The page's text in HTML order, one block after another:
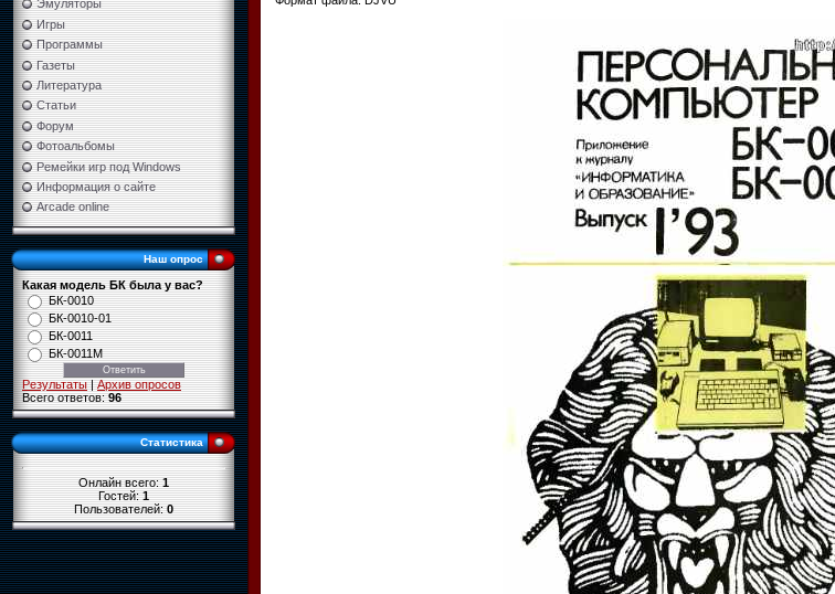
Эмуляторы
Игры
Программы
Газеты
Литература
Статьи
Форум
Фотоальбомы
Ремейки игр под Windows
Информация о сайте
Arcade online
Наш опрос
Какая модель БК была у вас?
БК-0010
БК-0010-01
БК-0011
БК-0011М
Результаты|Архив опросов
Всего ответов:96
Статистика
Онлайн всего:1
Гостей:1
Пользователей:0